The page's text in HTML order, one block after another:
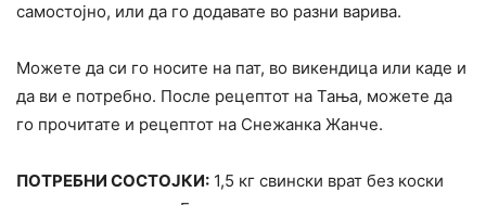
самостојно, или да го додавате во разни варива.
Можете да си го носите на пат, во викендица или каде и
да ви е потребно. После рецептот на Тања, можете да
го прочитате и рецептот на Снежанка Жанче.
ПОТРЕБНИ СОСТОЈКИ: 1,5 кг свински врат без коски